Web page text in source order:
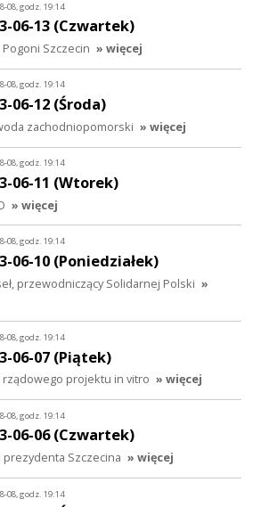
08, godz. 19:14
06-13 (Czwartek)
Szczecin » więcej
08, godz. 19:14
06-12 (Środa)
zachodniopomorski » więcej
08, godz. 19:14
06-11 (Wtorek)
» więcej
08, godz. 19:14
06-10 (Poniedziałek)
przewodniczący Solidarnej Polski »
08, godz. 19:14
06-07 (Piątek)
rządowego projektu in vitro » więcej
08, godz. 19:14
06-06 (Czwartek)
Szczecina » więcej
08, godz. 19:14